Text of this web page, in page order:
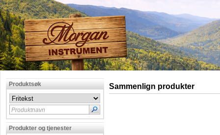
Produktsøk
Produktnavn
Produkter og tjenester
Sammenlign produkter